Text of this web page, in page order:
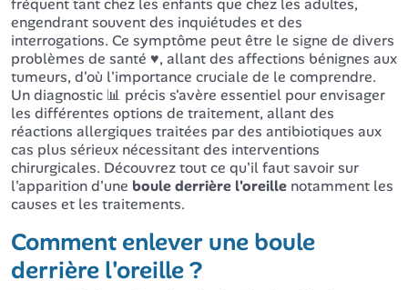
fréquent tant chez les enfants que chez les adultes,
engendrant souvent des inquiétudes et des
interrogations. Ce symptôme peut être le signe de divers
problèmes de santé ♥️, allant des affections bénignes aux
tumeurs, d'où l'importance cruciale de le comprendre.
Un diagnostic 📊 précis s'avère essentiel pour envisager
les différentes options de traitement, allant des
réactions allergiques traitées par des antibiotiques aux
cas plus sérieux nécessitant des interventions
chirurgicales. Découvrez tout ce qu'il faut savoir sur
l'apparition d'une boule derrière l'oreille notamment les
causes et les traitements.
Comment enlever une boule
derrière l'oreille ?